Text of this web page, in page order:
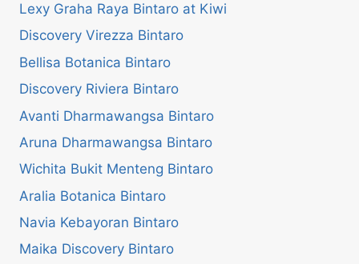
Lexy Graha Raya Bintaro at Kiwi
Discovery Virezza Bintaro
Bellisa Botanica Bintaro
Discovery Riviera Bintaro
Avanti Dharmawangsa Bintaro
Aruna Dharmawangsa Bintaro
Wichita Bukit Menteng Bintaro
Aralia Botanica Bintaro
Navia Kebayoran Bintaro
Maika Discovery Bintaro